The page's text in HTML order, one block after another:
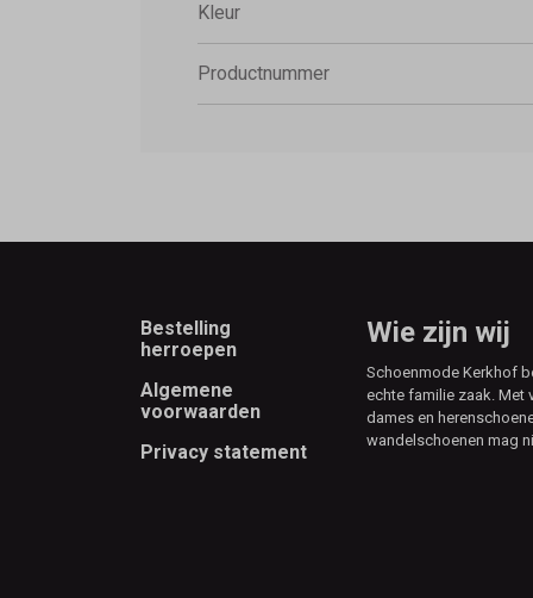
Kleur
Productnummer
Footer
Bestelling
herroepen
Algemene
voorwaarden
Privacy statement
Wie zijn wij
Schoenmode Kerkhof
echte familie zaak. Met
dames en
wandelschoenen mag